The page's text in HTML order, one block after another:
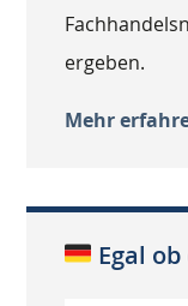
ergeben.
Mehr
Egal